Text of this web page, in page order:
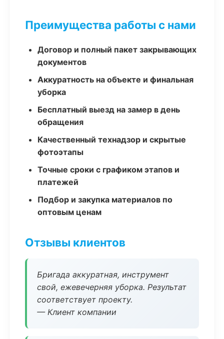
Преимущества работы с нами
Договор и полный пакет закрывающих
документов
Аккуратность на объекте и финальная
уборка
Бесплатный выезд на замер в день
обращения
Качественный технадзор и скрытые
фотоэтапы
Точные сроки с графиком этапов и
платежей
Подбор и закупка материалов по
оптовым ценам
Отзывы клиентов
Бригада аккуратная, инструмент
свой, ежевечерняя уборка. Результат
соответствует проекту.
— Клиент компании